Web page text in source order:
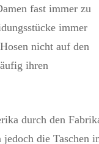
fast immer zu
immer
nicht auf den
ihren
durch den
die